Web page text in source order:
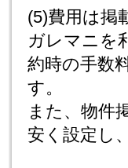
(5)費用は掲
ガレマニを
約時の手数
す。
また、物件
安く設定し